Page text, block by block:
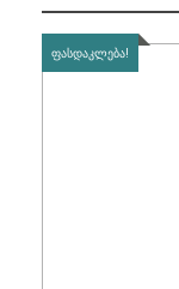
ᲤᲐᲡᲓᲐᲙᲚᲔᲑᲐ!